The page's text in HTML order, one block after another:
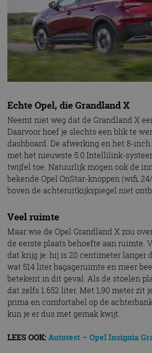
Echte Opel, die Grandland X
Neemt niet weg dat de Grandland X
Daarvoor hoef je slechts een blik te
dashboard. De afwerking en het 8-
met het nieuwste 5.0 Intellilink-
twijfel toe. Natuurlijk mogen ook de
bekende Opel OnStar-knoppen (wifi,
boven de achteruitkijkspiegel niet
Veel ruimte
Maar wie de Opel Grandland X zou
de eerste plaats behoefte aan ruimte.
dat krijg je: hij is 20 centimeter langer
wat 514 liter bagageruimte en meer
betekent in dit geval. Als de stoelen
dat zelfs 1.652 liter. Met 1,90 meter zit
prima en comfortabel op de
kun je er dus met gemak kwijt.
LEES OOK: Autotest – Opel Insignia